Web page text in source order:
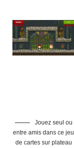
Jouez seul ou
entre amis dans ce jeu
de cartes sur plateau